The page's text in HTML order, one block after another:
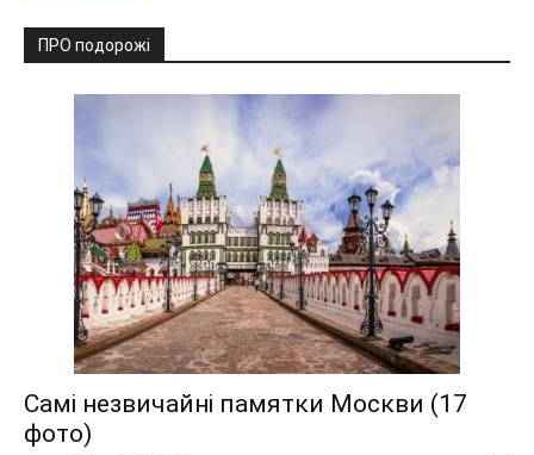
ПРО подорожі
Самі незвичайні памятки Москви (17
фото)